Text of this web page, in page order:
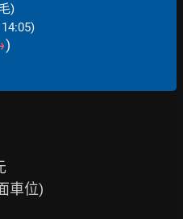
)
)
車位)